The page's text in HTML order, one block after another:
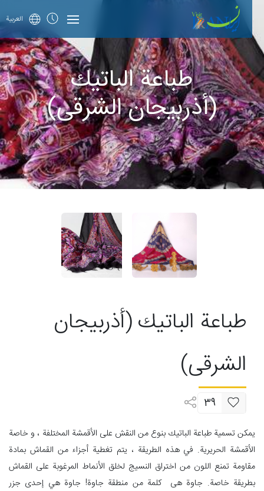
العربية
طباعة الباتيك
(أذربيجان الشرقی)
طباعة الباتيك (أذربيجان
الشرقی)
39
يمكن تسمية طباعة الباتيك بنوع من النقش على الأقمشة المختلفة ، و خاصة
الأقمشة الحريرية. في هذه الطريقة ، يتم تغطية أجزاء من القماش بمادة
مقاومة تمنع اللون من اختراق النسيج لخلق الأنماط المرغوبة على القماش
بطريقة خاصة. جاوة هی كلمة من منطقة جاوة! جاوة هي إحدى جزر